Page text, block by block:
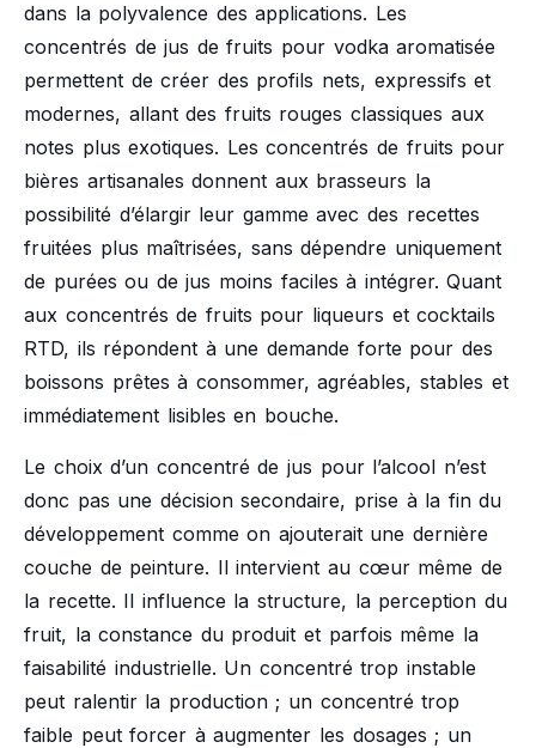
dans la polyvalence des applications. Les
concentrés de jus de fruits pour vodka aromatisée
permettent de créer des profils nets, expressifs et
modernes, allant des fruits rouges classiques aux
notes plus exotiques. Les concentrés de fruits pour
bières artisanales donnent aux brasseurs la
possibilité d’élargir leur gamme avec des recettes
fruitées plus maîtrisées, sans dépendre uniquement
de purées ou de jus moins faciles à intégrer. Quant
aux concentrés de fruits pour liqueurs et cocktails
RTD, ils répondent à une demande forte pour des
boissons prêtes à consommer, agréables, stables et
immédiatement lisibles en bouche.
Le choix d’un concentré de jus pour l’alcool n’est
donc pas une décision secondaire, prise à la fin du
développement comme on ajouterait une dernière
couche de peinture. Il intervient au cœur même de
la recette. Il influence la structure, la perception du
fruit, la constance du produit et parfois même la
faisabilité industrielle. Un concentré trop instable
peut ralentir la production ; un concentré trop
faible peut forcer à augmenter les dosages ; un